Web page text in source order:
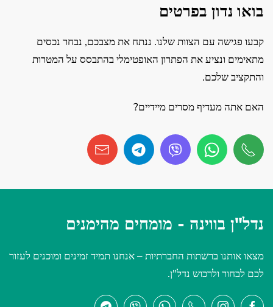
בואו נדון בפרטים
קבעו פגישה עם הצוות שלנו. ננתח את מצבכם, נבחר נכסים
מתאימים ונציע את הפתרון האופטימלי בהתבסס על המטרות
והתקציב שלכם.
האם אתה מעדיף מסרים מיידיים?
נדל"ן בווינה - מומחים מהימנים
מצאו אותנו ברשתות החברתיות – אנחנו תמיד זמינים ומוכנים לעזור
לכם לבחור ולרכוש נדל"ן.